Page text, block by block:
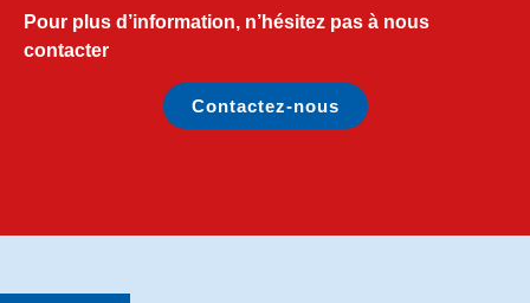
Pour plus d’information, n’hésitez pas à nous
contacter
Contactez-nous